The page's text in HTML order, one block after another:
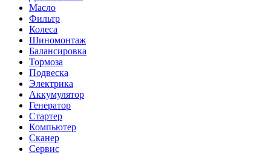
Масло
Фильтр
Колеса
Шиномонтаж
Балансировка
Тормоза
Подвеска
Электрика
Аккумулятор
Генератор
Стартер
Компьютер
Сканер
Сервис